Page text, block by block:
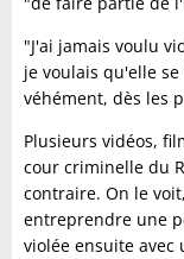
"J'ai jamais voulu
je voulais qu'elle
véhément, dès les
Plusieurs vidéos,
cour criminelle du
contraire. On le
entreprendre une
violée ensuite avec